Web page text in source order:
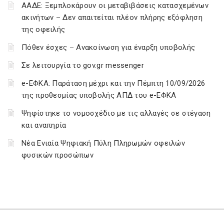
ΑΑΔΕ: Ξεμπλοκάρουν οι μεταβιβάσεις κατασχεμένων
ακινήτων – Δεν απαιτείται πλέον πλήρης εξόφληση
της οφειλής
Πόθεν έσχες – Ανακοίνωση για έναρξη υποβολής
Σε λειτουργία το gov.gr messenger
e-ΕΦΚΑ: Παράταση μέχρι και την Πέμπτη 10/09/2026
της προθεσμίας υποβολής ΑΠΔ του e-ΕΦΚΑ
Ψηφίστηκε το νομοσχέδιο με τις αλλαγές σε στέγαση
και αναπηρία
Νέα Ενιαία Ψηφιακή Πύλη Πληρωμών οφειλών
φυσικών προσώπων